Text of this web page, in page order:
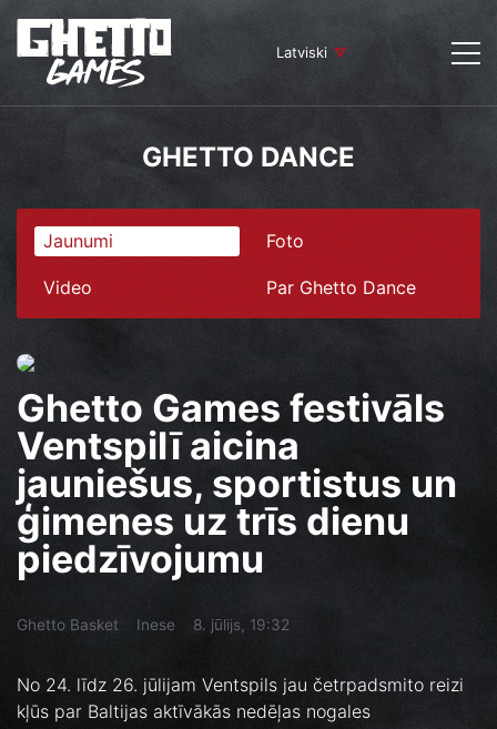
Latviski
GHETTO DANCE
Jaunumi Foto
Video Par Ghetto Dance
Ghetto Games festivāls
Ventspilī aicina
jauniešus, sportistus un
ģimenes uz trīs dienu
piedzīvojumu
Ghetto Basket Inese 8. jūlijs, 19:32
No 24. līdz 26. jūlijam Ventspils jau četrpadsmito reizi
kļūs par Baltijas aktīvākās nedēļas nogales